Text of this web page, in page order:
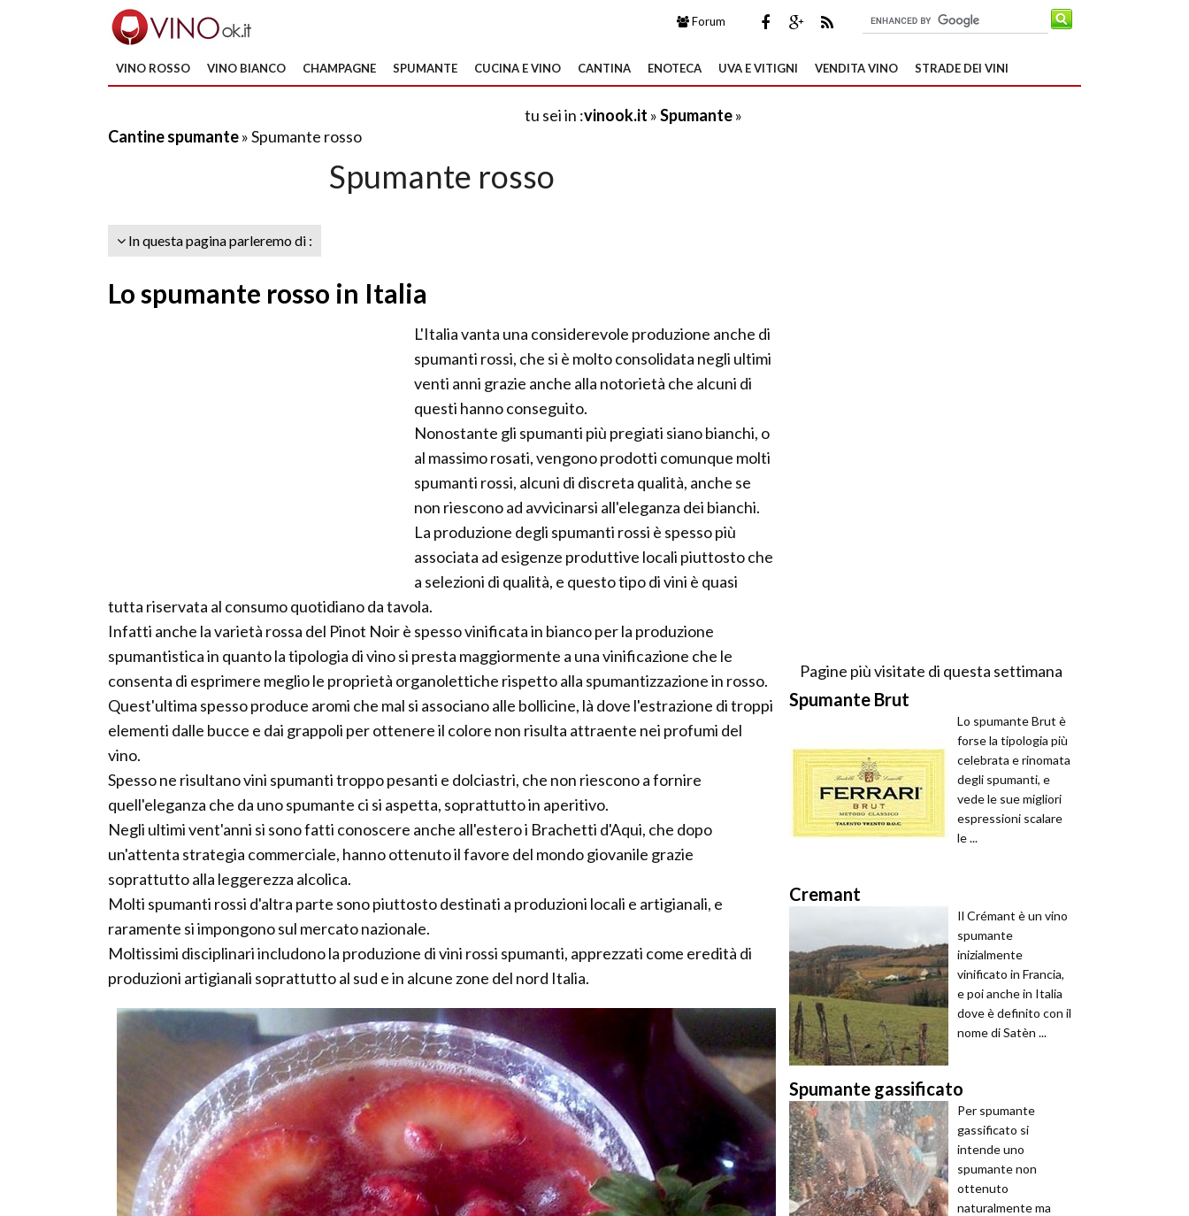
Forum
VINO ROSSO VINO BIANCO CHAMPAGNE SPUMANTE CUCINA E VINO CANTINA ENOTECA UVA E VITIGNI VENDITA VINO STRADE DEI VINI
tu sei in :vinook.it »Spumante»
Cantine spumante» Spumante rosso
Spumante rosso
In questa pagina parleremo di :
Lo spumante rosso in Italia
L'Italia vanta una considerevole produzione anche di
spumanti rossi, che si è molto consolidata negli ultimi
venti anni grazie anche alla notorietà che alcuni di
questi hanno conseguito.
Nonostante gli spumanti più pregiati siano bianchi, o
al massimo rosati, vengono prodotti comunque molti
spumanti rossi, alcuni di discreta qualità, anche se
non riescono ad avvicinarsi all'eleganza dei bianchi.
La produzione degli spumanti rossi è spesso più
associata ad esigenze produttive locali piuttosto che
a selezioni di qualità, e questo tipo di vini è quasi
tutta riservata al consumo quotidiano da tavola.
Infatti anche la varietà rossa del Pinot Noir è spesso vinificata in bianco per la produzione
spumantistica in quanto la tipologia di vino si presta maggiormente a una vinificazione che le
consenta di esprimere meglio le proprietà organolettiche rispetto alla spumantizzazione in rosso.
Quest'ultima spesso produce aromi che mal si associano alle bollicine, là dove l'estrazione di troppi
elementi dalle bucce e dai grappoli per ottenere il colore non risulta attraente nei profumi del
vino.
Spesso ne risultano vini spumanti troppo pesanti e dolciastri, che non riescono a fornire
quell'eleganza che da uno spumante ci si aspetta, soprattutto in aperitivo.
Negli ultimi vent'anni si sono fatti conoscere anche all'estero i Brachetti d'Aqui, che dopo
un'attenta strategia commerciale, hanno ottenuto il favore del mondo giovanile grazie
soprattutto alla leggerezza alcolica.
Molti spumanti rossi d'altra parte sono piuttosto destinati a produzioni locali e artigianali, e
raramente si impongono sul mercato nazionale.
Moltissimi disciplinari includono la produzione di vini rossi spumanti, apprezzati come eredità di
produzioni artigianali soprattutto al sud e in alcune zone del nord Italia.
Pagine più visitate di questa settimana
Spumante Brut
Lo spumante Brut è
forse la tipologia più
celebrata e rinomata
degli spumanti, e
vede le sue migliori
espressioni scalare
le ...
Cremant
Il Crémant è un vino
spumante
inizialmente
vinificato in Francia,
e poi anche in Italia
dove è definito con il
nome di Satèn ...
Spumante gassificato
Per spumante
gassificato si
intende uno
spumante non
ottenuto
naturalmente ma